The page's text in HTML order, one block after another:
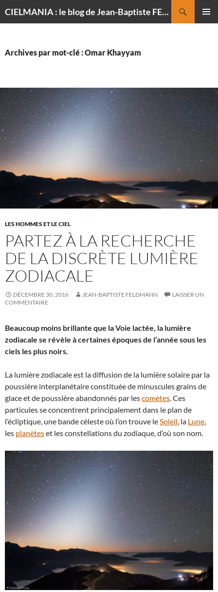
CIELMANIA : le blog de Jean-Baptiste FELDMANN, photographe du ciel
Archives par mot-clé : Omar Khayyam
LES HOMMES ET LE CIEL
PARTEZ À LA RECHERCHE
DE LA DISCRÈTE LUMIÈRE
ZODIACALE
DÉCEMBRE 30, 2016 JEAN-BAPTISTE FELDMANN
LAISSER UN
COMMENTAIRE
Beaucoup moins brillante que la Voie lactée, la lumière
zodiacale se révèle à certaines époques de l’année sous les
ciels les plus noirs.
La lumière zodiacale est la diffusion de la lumière solaire par la
poussière interplanétaire constituée de minuscules grains de
glace et de poussière abandonnés par lescomètes. Ces
particules se concentrent principalement dans le plan de
l’écliptique, une bande céleste où l’on trouve leSoleil, la Lune,
les planèteset les constellations du zodiaque, d’où son nom.